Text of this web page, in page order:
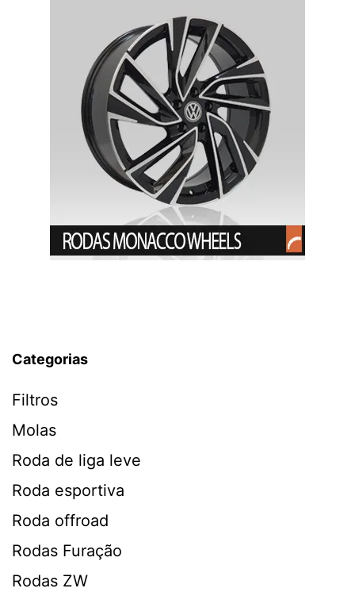
Categorias
Filtros
Molas
Roda de liga leve
Roda esportiva
Roda offroad
Rodas Furação
Rodas ZW